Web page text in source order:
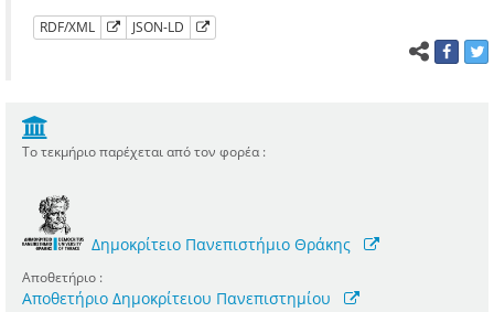
RDF/XML JSON-LD
Το τεκμήριο παρέχεται από τον φορέα :
Δημοκρίτειο Πανεπιστήμιο Θράκης
Αποθετήριο :
Αποθετήριο Δημοκρίτειου Πανεπιστημίου